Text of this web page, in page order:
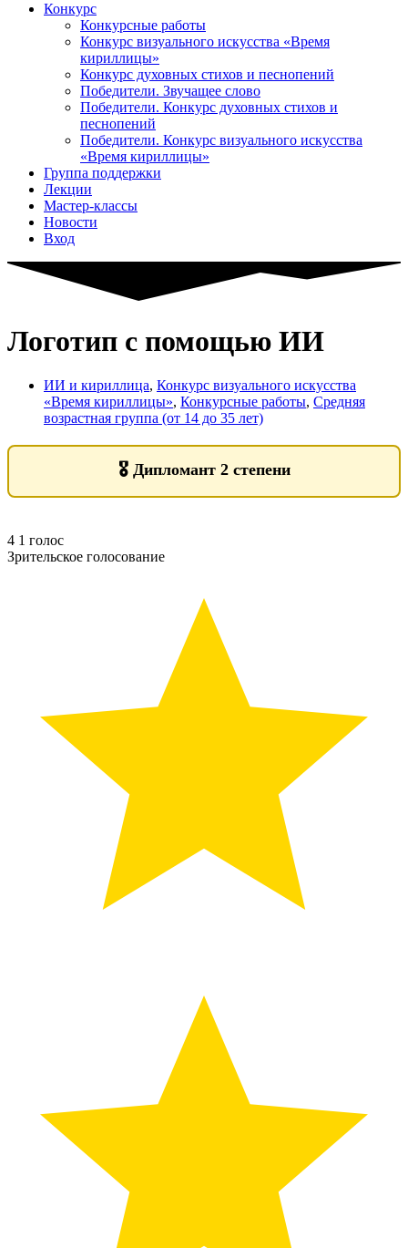
Конкурс
Конкурсные работы
Конкурс визуального искусства «Время
кириллицы»
Конкурс духовных стихов и песнопений
Победители. Звучащее слово
Победители. Конкурс духовных стихов и
песнопений
Победители. Конкурс визуального искусства
«Время кириллицы»
Группа поддержки
Лекции
Мастер-классы
Новости
Вход
Логотип с помощью ИИ
ИИ и кириллица, Конкурс визуального искусства
«Время кириллицы», Конкурсные работы, Средняя
возрастная группа (от 14 до 35 лет)
🎖️ Дипломант 2 степени
4 1 голос
Зрительское голосование